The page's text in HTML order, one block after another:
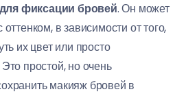
фиксации бровей. Он может
в зависимости от того,
их цвет или просто
простой, но очень
макияж бровей в